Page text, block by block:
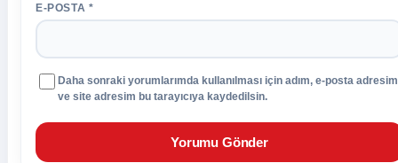
E-POSTA *
Daha sonraki yorumlarımda kullanılması için adım, e-posta adresim
ve site adresim bu tarayıcıya kaydedilsin.